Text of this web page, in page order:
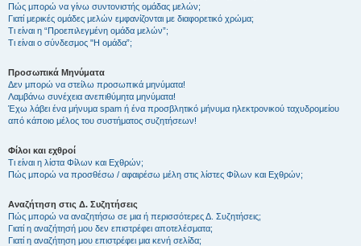
Πώς μπορώ να γίνω συντονιστής ομάδας μελών;
Γιατί μερικές ομάδες μελών εμφανίζονται με διαφορετικό χρώμα;
Τι είναι η “Προεπιλεγμένη ομάδα μελών”;
Τι είναι ο σύνδεσμος "Η ομάδα”;
Προσωπικά Μηνύματα
Δεν μπορώ να στείλω προσωπικά μηνύματα!
Λαμβάνω συνέχεια ανεπιθύμητα μηνύματα!
Έχω λάβει ένα μήνυμα spam ή ένα προσβλητικό μήνυμα ηλεκτρονικού ταχυδρομείου
από κάποιο μέλος του συστήματος συζητήσεων!
Φίλοι και εχθροί
Τι είναι η λίστα Φίλων και Εχθρών;
Πώς μπορώ να προσθέσω / αφαιρέσω μέλη στις λίστες Φίλων και Εχθρών;
Αναζήτηση στις Δ. Συζητήσεις
Πώς μπορώ να αναζητήσω σε μια ή περισσότερες Δ. Συζητήσεις;
Γιατί η αναζήτησή μου δεν επιστρέφει αποτελέσματα;
Γιατί η αναζήτηση μου επιστρέφει μια κενή σελίδα;